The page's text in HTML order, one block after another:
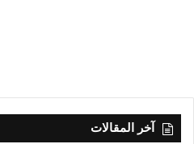
آخر المقالات